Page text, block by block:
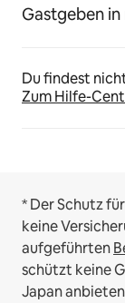
Gastgeben
Du findest
Zum Hilfe-
* Der Schutz
keine
aufgeführten
schützt keine
Japan